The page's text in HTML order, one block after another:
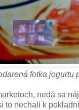
fotka jogurtu
nedá sa
to nechali k